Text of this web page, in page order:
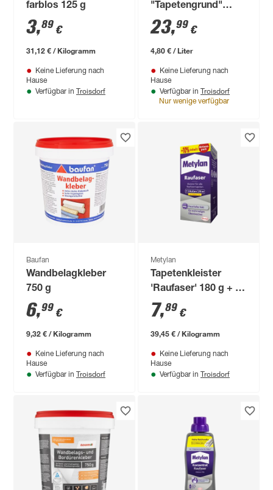
farblos 125 g
3,89 €
31,12 € / Kilogramm
Keine Lieferung nach
Hause
Verfügbar in Troisdorf
"Tapetengrund"
weiß 5 l
23,99 €
4,80 € / Liter
Keine Lieferung nach
Hause
Verfügbar in Troisdorf
Nur wenige verfügbar
Baufan
Wandbelagkleber
750 g
6,99 €
9,32 € / Kilogramm
Keine Lieferung nach
Hause
Verfügbar in Troisdorf
Metylan
Tapetenkleister
'Raufaser' 180 g + 10
%
7,89 €
39,45 € / Kilogramm
Keine Lieferung nach
Hause
Verfügbar in Troisdorf